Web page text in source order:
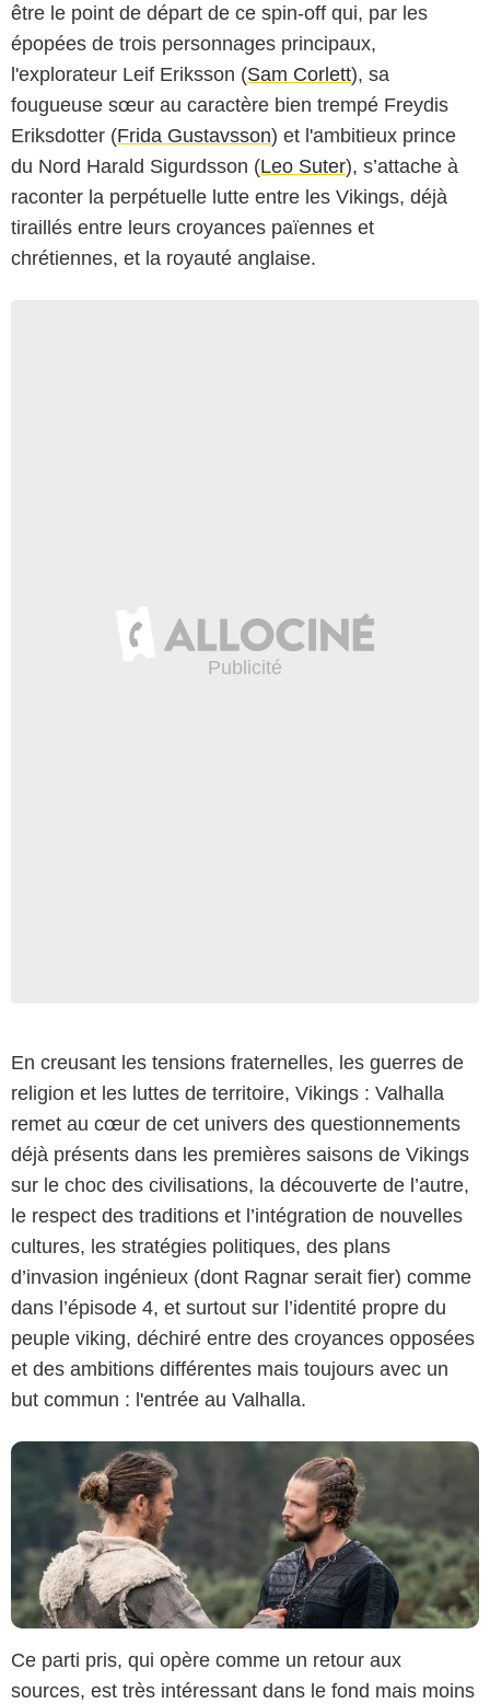
être le point de départ de ce spin-off qui, par les
épopées de trois personnages principaux,
l'explorateur Leif Eriksson (Sam Corlett), sa
fougueuse sœur au caractère bien trempé Freydis
Eriksdotter (Frida Gustavsson) et l'ambitieux prince
du Nord Harald Sigurdsson (Leo Suter), s’attache à
raconter la perpétuelle lutte entre les Vikings, déjà
tiraillés entre leurs croyances païennes et
chrétiennes, et la royauté anglaise.
En creusant les tensions fraternelles, les guerres de
religion et les luttes de territoire, Vikings : Valhalla
remet au cœur de cet univers des questionnements
déjà présents dans les premières saisons de Vikings
sur le choc des civilisations, la découverte de l’autre,
le respect des traditions et l’intégration de nouvelles
cultures, les stratégies politiques, des plans
d’invasion ingénieux (dont Ragnar serait fier) comme
dans l’épisode 4, et surtout sur l’identité propre du
peuple viking, déchiré entre des croyances opposées
et des ambitions différentes mais toujours avec un
but commun : l'entrée au Valhalla.
Ce parti pris, qui opère comme un retour aux
sources, est très intéressant dans le fond mais moins